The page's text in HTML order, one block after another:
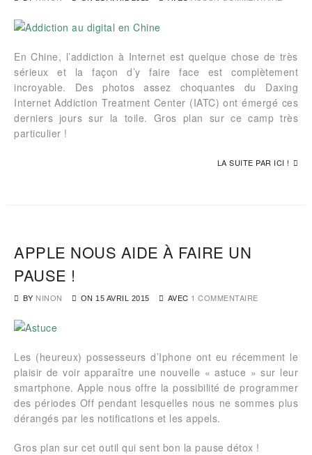
En Chine, l’addiction à Internet est quelque chose de très
sérieux et la façon d’y faire face est complètement
incroyable. Des photos assez choquantes du Daxing
Internet Addiction Treatment Center (IATC) ont émergé ces
derniers jours sur la toile. Gros plan sur ce camp très
particulier !
LA SUITE PAR ICI !
APPLE NOUS AIDE À FAIRE UN
PAUSE !
BY NINON ON 15 AVRIL 2015 AVEC 1 COMMENTAIRE
Les (heureux) possesseurs d’Iphone ont eu récemment le
plaisir de voir apparaître une nouvelle « astuce » sur leur
smartphone. Apple nous offre la possibilité de programmer
des périodes Off pendant lesquelles nous ne sommes plus
dérangés par les notifications et les appels.
Gros plan sur cet outil qui sent bon la pause détox !